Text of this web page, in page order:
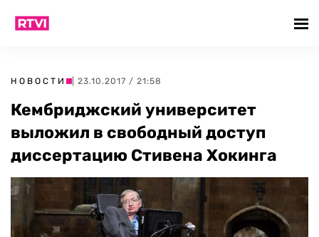
НОВОСТИ | 23.10.2017 / 21:58
Кембриджский университет
выложил в свободный доступ
диссертацию Стивена Хокинга